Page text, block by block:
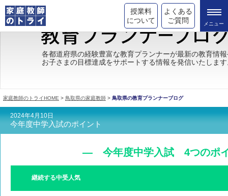
授業料
について
よくある
ご質問
トライの教育理念
成績が上がる理由
都道府県別情報
合格体験談
各都道府県の経験豊富な教育プランナーが最新の教育情
お子さまの目標達成をサポートする情報を発信いたしま
家庭教師のトライHOME > 鳥取県の家庭教師 > 鳥取県の教育プランナーブログ
2024年4月10日
今年度中学入試のポイント
― 今年度中学入試 4つのポ
継続する中受人気